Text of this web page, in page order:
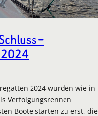
–
2024 wurden wie in
Verfolgungsrennen
Boote starten zu erst, die